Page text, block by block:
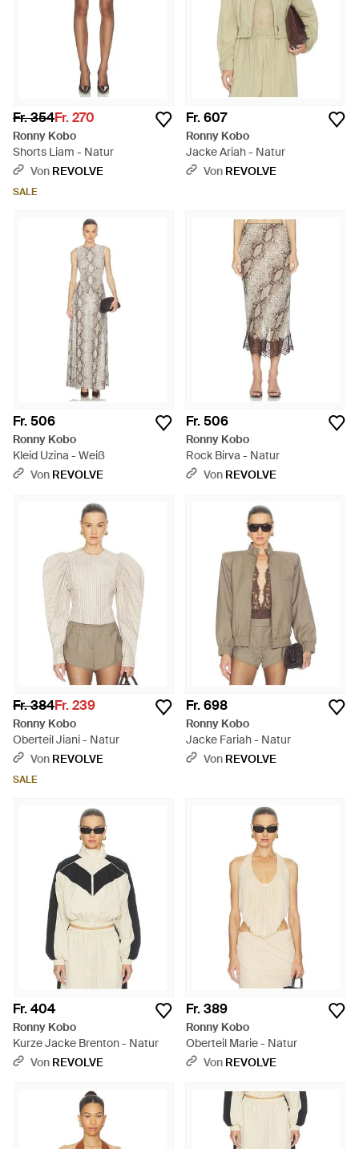
Fr. 354Fr. 270
Ronny Kobo
Shorts Liam - Natur
Von REVOLVE
SALE
Fr. 607
Ronny Kobo
Jacke Ariah - Natur
Von REVOLVE
Fr. 506
Ronny Kobo
Kleid Uzina - Weiß
Von REVOLVE
Fr. 506
Ronny Kobo
Rock Birva - Natur
Von REVOLVE
Fr. 384Fr. 239
Ronny Kobo
Oberteil Jiani - Natur
Von REVOLVE
SALE
Fr. 698
Ronny Kobo
Jacke Fariah - Natur
Von REVOLVE
Fr. 404
Ronny Kobo
Kurze Jacke Brenton - Natur
Von REVOLVE
Fr. 389
Ronny Kobo
Oberteil Marie - Natur
Von REVOLVE